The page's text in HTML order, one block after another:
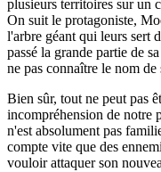
plusieurs territoires sur un
On suit le protagoniste,
l'arbre géant qui leurs sert
passé la grande partie de
ne pas connaître le nom de
Bien sûr, tout ne peut pas
incompréhension de notre
n'est absolument pas
compte vite que des
vouloir attaquer son